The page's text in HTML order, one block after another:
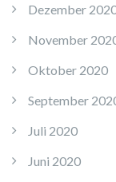
Dezember
November
Oktober 2020
September
Juli 2020
Juni 2020